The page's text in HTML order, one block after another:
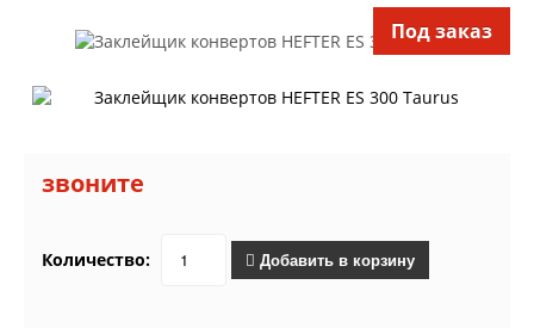
Под заказ
звоните
Количество: Добавить в корзину